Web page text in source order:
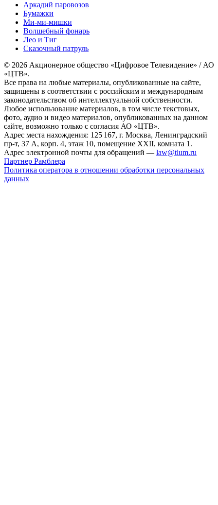
Аркадий паровозов
Бумажки
Ми-ми-мишки
Волшебный фонарь
Лео и Тиг
Сказочный патруль
© 2026 Акционерное общество «Цифровое Телевидение» / АО
«ЦТВ».
Все права на любые материалы, опубликованные на сайте,
защищены в соответствии с российским и международным
законодательством об интеллектуальной собственности.
Любое использование материалов, в том числе текстовых,
фото, аудио и видео материалов, опубликованных на данном
сайте, возможно только с согласия АО «ЦТВ».
Адрес места нахождения: 125 167, г. Москва, Ленинградский
пр-т, 37 А, корп. 4, этаж 10, помещение XXII, комната 1.
Адрес электронной почты для обращений — law@tlum.ru
Партнер Рамблера
Политика оператора в отношении обработки персональных
данных